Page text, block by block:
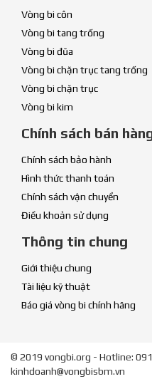
Vòng bi côn
Vòng bi tang trống
Vòng bi đũa
Vòng bi chặn trục tang trống
Vòng bi chặn trục
Vòng bi kim
Chính sách bán
Chính sách bảo hành
Hình thức thanh toán
Chính sách vận chuyển
Điều khoản sử dụng
Thông tin chung
Giới thiệu chung
Tài liệu kỹ thuật
Báo giá vòng bi chính hãng
© 2019 vongbi.org - Hotline:
kinhdoanh@vongbisbm.vn